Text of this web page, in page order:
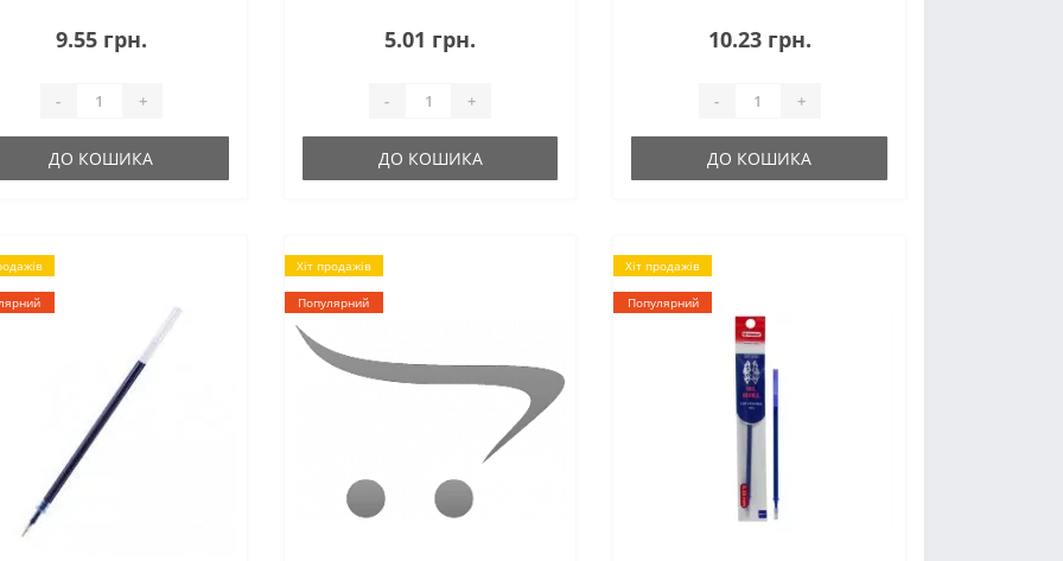
9.55 грн.
- +
ДО КОШИКА
5.01 грн.
- +
ДО КОШИКА
високоточний швейцарський
пишучий вузол і високоякісне
10.23 грн.
- +
ДО КОШИКА
Хіт продажів
Популярний
Хіт продажів
Популярний